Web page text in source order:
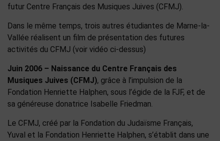
futur Centre Français des Musiques Juives (CFMJ).
Dans le même temps, trois autres étudiantes de Marne-la-
Vallée réalisent un film de présentation des futures
activités du CFMJ (voir vidéo ci-dessus)
Juin 2006 – Naissance du Centre Français des
Musiques Juives (CFMJ), grâce à l’impulsion de la
Fondation Henriette Halphen, sous l’égide de la FJF, et de
sa généreuse donatrice Isabelle Friedman.
Le CFMJ, créé par la Fondation du Judaïsme Français,
Yuval et la Fondation Henriette Halphen, s’établit dans une